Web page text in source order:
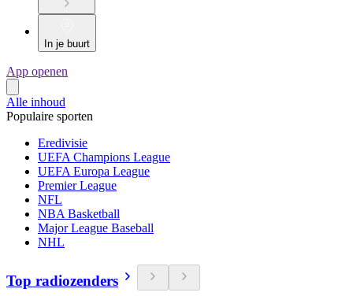
In je buurt
App openen
Alle inhoud
Populaire sporten
Eredivisie
UEFA Champions League
UEFA Europa League
Premier League
NFL
NBA Basketball
Major League Baseball
NHL
Top radiozenders